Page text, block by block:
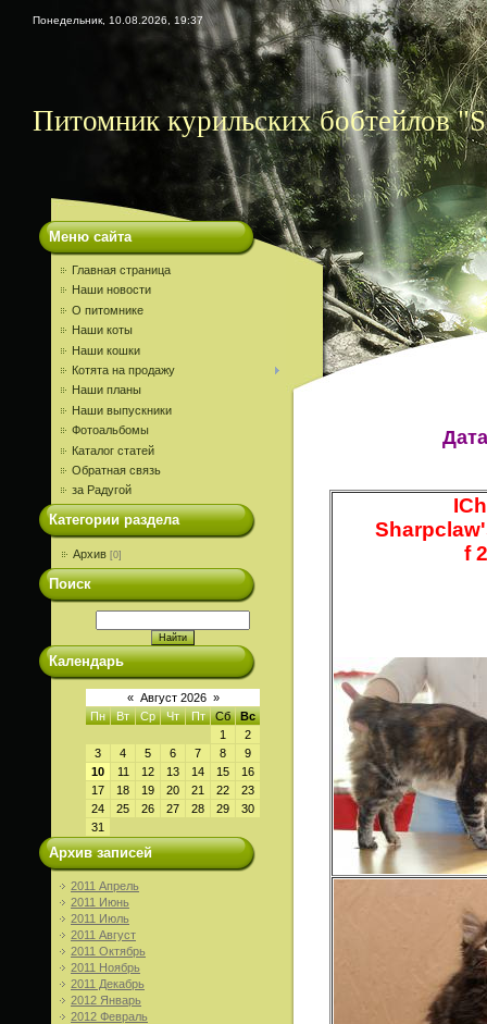
Понедельник, 10.08.2026, 19:37
Питомник курильских бобтейлов
Меню сайта
Главная страница
Наши новости
О питомнике
Наши коты
Наши кошки
Котята на продажу
Наши планы
Наши выпускники
Фотоальбомы
Каталог статей
Обратная связь
за Радугой
Категории раздела
Архив [0]
Поиск
Календарь
« Август 2026 »
Пн
Вт Ср Чт Пт Сб
Вс
1
2
3
4 5 6 7 8
9
10
11 12 13 14 15
16
17
18 19 20 21 22
23
24
25 26 27 28 29
30
31
Архив записей
2011 Апрель
2011 Июнь
2011 Июль
2011 Август
2011 Октябрь
2011 Ноябрь
2011 Декабрь
2012 Январь
2012 Февраль
f